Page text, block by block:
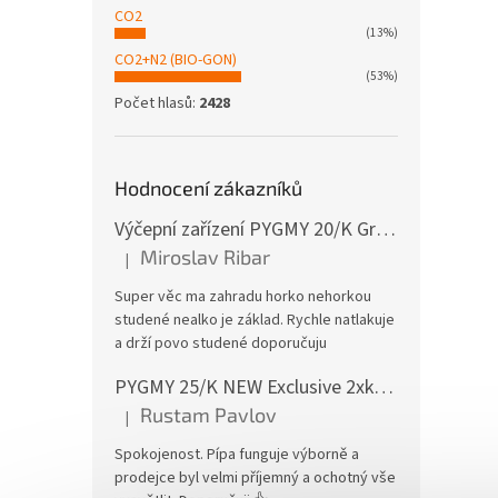
CO2
(13%)
CO2+N2 (BIO-GON)
(53%)
Počet hlasů: 2428
Hodnocení zákazníků
Výčepní zařízení PYGMY 20/K Green Line NEW komplet BAJONET
Hodnocení produktu je 5 z 5 hvězdiček.
| Miroslav Ribar
Super věc ma zahradu horko nehorkou
studené nealko je základ. Rychle natlakuje
a drží povo studené doporučuju
PYGMY 25/K NEW Exclusive 2xkohout GREEN LINE komplet bez naražečů
Hodnocení produktu je 5 z 5 hvězdiček.
| Rustam Pavlov
Spokojenost. Pípa funguje výborně a
prodejce byl velmi příjemný a ochotný vše